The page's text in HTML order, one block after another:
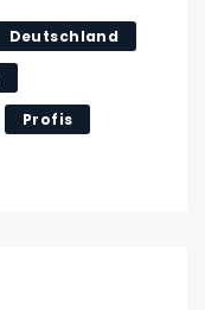
Deutschland
Profis